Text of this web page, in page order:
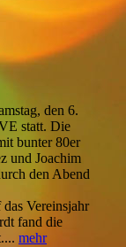
den 6.
statt. Die
bunter 80er
und Joachim
den Abend
Vereinsjahr
fand die
mehr